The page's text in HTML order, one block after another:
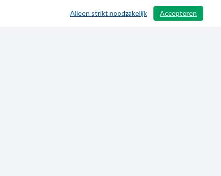
/ 496
Accepteren
Alleen strikt noodzakelijk